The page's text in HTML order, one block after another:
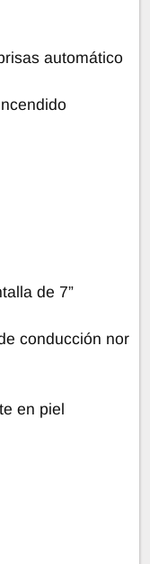
automático
de 7”
conducción nor
en piel